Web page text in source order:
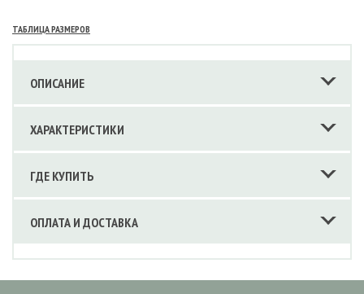
ТАБЛИЦА РАЗМЕРОВ
ОПИСАНИЕ
ХАРАКТЕРИСТИКИ
ГДЕ КУПИТЬ
ОПЛАТА И ДОСТАВКА